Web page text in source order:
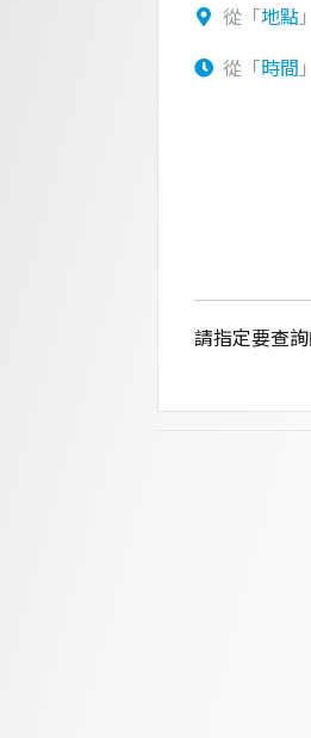
從「地點
從「時間
請指定要查